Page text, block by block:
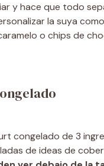
y hace que todo
la suya
o chips de
congelado de 3
de ideas de